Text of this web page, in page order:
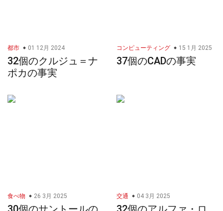
都市 01 12月 2024
32個のクルジュ＝ナ
ポカの事実
コンピューティング 15 1月 2025
37個のCADの事実
食べ物 26 3月 2025 交通 04 3月 2025